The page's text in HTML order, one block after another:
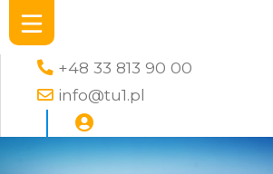
+48 33 813 90 00
info@tu1.pl